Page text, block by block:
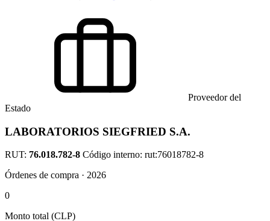
Proveedor del
Estado
LABORATORIOS SIEGFRIED S.A.
RUT: 76.018.782-8 Código interno: rut:76018782-8
Órdenes de compra · 2026
0
Monto total (CLP)